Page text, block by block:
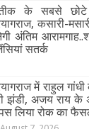
के सबसे
कसारी-
अंतिम
सतर्क
में राहुल
झंडी, अजय राय के
लिया रोक का